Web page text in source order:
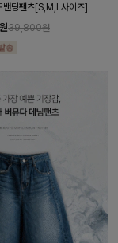
밴딩팬츠[S,M,L사이즈]
원39,800원